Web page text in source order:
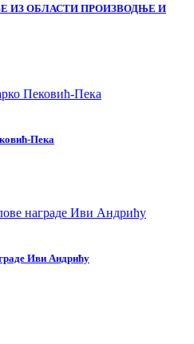
ИЗ ОБЛАСТИ ПРОИЗВОДЊЕ И
Пека
Иви Андрићу